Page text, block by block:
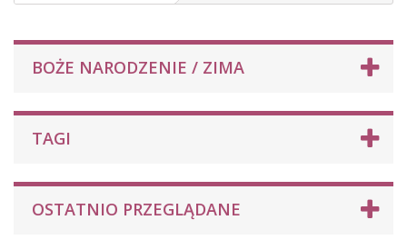
BOŻE NARODZENIE / ZIMA
TAGI
OSTATNIO PRZEGLĄDANE